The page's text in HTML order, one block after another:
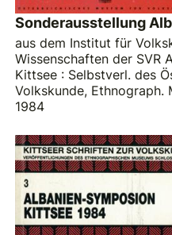
Sonderausstellung
aus dem Institut für
Wissenschaften der SVR
Kittsee : Selbstverl. des
Volkskunde, Ethnograph.
1984